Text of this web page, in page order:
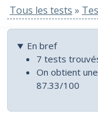
Tous les tests »
En bref
7 tests
On obtient
87.33/100